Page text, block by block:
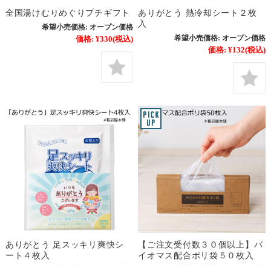
全国湯けむりめぐりプチギフト
希望小売価格: オープン価格
価格: ¥330(税込)
ありがとう 熱冷却シート２枚
入
希望小売価格: オープン価格
価格: ¥132(税込)
ありがとう 足スッキリ爽快シ
ート４枚入
【ご注文受付数３０個以上】バ
イオマス配合ポリ袋５０枚入